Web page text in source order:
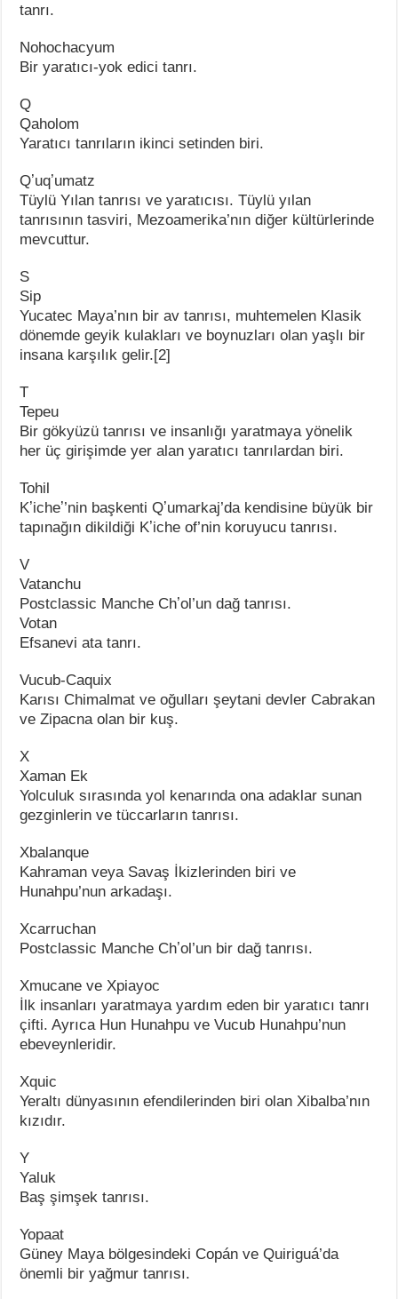
tanrı.
Nohochacyum
Bir yaratıcı-yok edici tanrı.
Q
Qaholom
Yaratıcı tanrıların ikinci setinden biri.
Qʼuqʼumatz
Tüylü Yılan tanrısı ve yaratıcısı. Tüylü yılan
tanrısının tasviri, Mezoamerika’nın diğer kültürlerinde
mevcuttur.
S
Sip
Yucatec Maya’nın bir av tanrısı, muhtemelen Klasik
dönemde geyik kulakları ve boynuzları olan yaşlı bir
insana karşılık gelir.[2]
T
Tepeu
Bir gökyüzü tanrısı ve insanlığı yaratmaya yönelik
her üç girişimde yer alan yaratıcı tanrılardan biri.
Tohil
Kʼicheʼ’nin başkenti Qʼumarkaj’da kendisine büyük bir
tapınağın dikildiği Kʼiche of’nin koruyucu tanrısı.
V
Vatanchu
Postclassic Manche Chʼol’un dağ tanrısı.
Votan
Efsanevi ata tanrı.
Vucub-Caquix
Karısı Chimalmat ve oğulları şeytani devler Cabrakan
ve Zipacna olan bir kuş.
X
Xaman Ek
Yolculuk sırasında yol kenarında ona adaklar sunan
gezginlerin ve tüccarların tanrısı.
Xbalanque
Kahraman veya Savaş İkizlerinden biri ve
Hunahpu’nun arkadaşı.
Xcarruchan
Postclassic Manche Chʼol’un bir dağ tanrısı.
Xmucane ve Xpiayoc
İlk insanları yaratmaya yardım eden bir yaratıcı tanrı
çifti. Ayrıca Hun Hunahpu ve Vucub Hunahpu’nun
ebeveynleridir.
Xquic
Yeraltı dünyasının efendilerinden biri olan Xibalba’nın
kızıdır.
Y
Yaluk
Baş şimşek tanrısı.
Yopaat
Güney Maya bölgesindeki Copán ve Quiriguá’da
önemli bir yağmur tanrısı.